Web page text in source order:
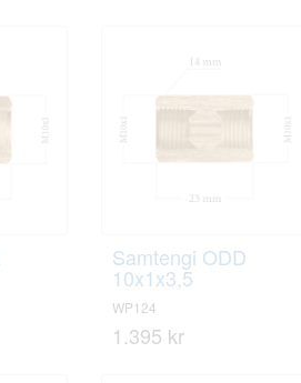
Samtengi ODD
10x1x3,5
WP124
1.395 kr